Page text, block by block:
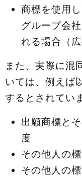
商標を使用
グループ会
れる場合（広
また、実際に混
いては、例えば
するとされてい
出願商標と
度
その他人の
その他人の